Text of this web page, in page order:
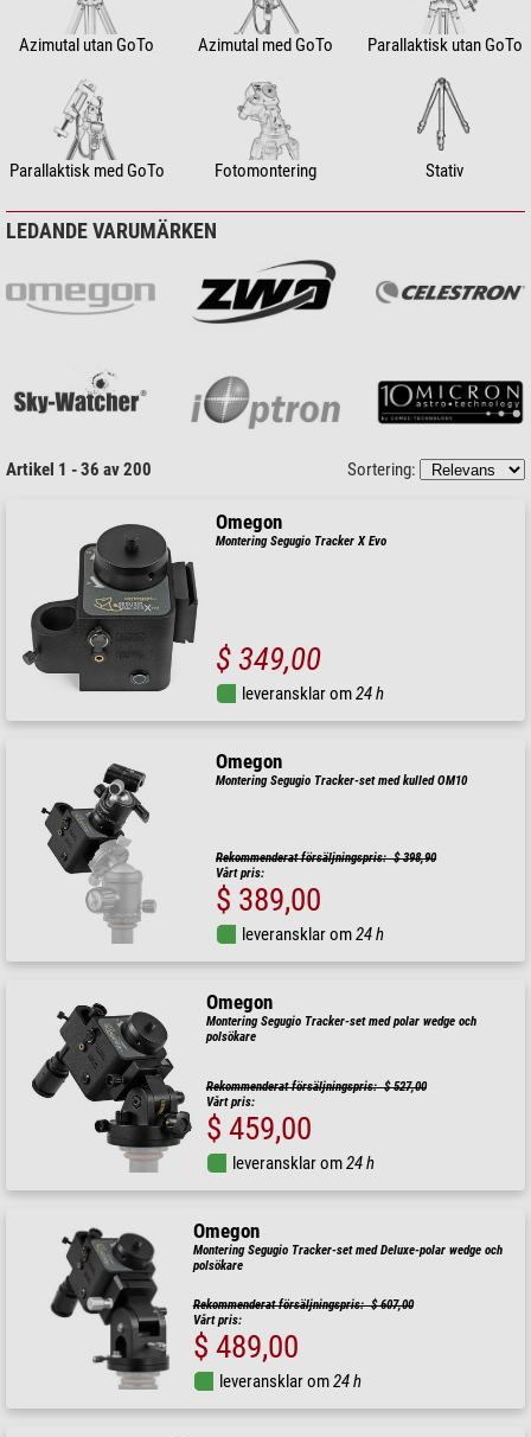
Azimutal utan GoTo Azimutal med GoTo Parallaktisk utan GoTo
Parallaktisk med GoTo Fotomontering Stativ
LEDANDE VARUMÄRKEN
Artikel 1 - 36 av 200 Sortering:
Omegon
Montering Segugio Tracker X Evo
$ 349,00
leveransklar om24 h
Omegon
Montering Segugio Tracker-set med kulled OM10
Rekommenderat försäljningspris: $ 398,90
Vårt pris:
$ 389,00
leveransklar om24 h
Omegon
Montering Segugio Tracker-set med polar wedge och
polsökare
Rekommenderat försäljningspris: $ 527,00
Vårt pris:
$ 459,00
leveransklar om24 h
Omegon
Montering Segugio Tracker-set med Deluxe-polar wedge och
polsökare
Rekommenderat försäljningspris: $ 607,00
Vårt pris:
$ 489,00
leveransklar om24 h